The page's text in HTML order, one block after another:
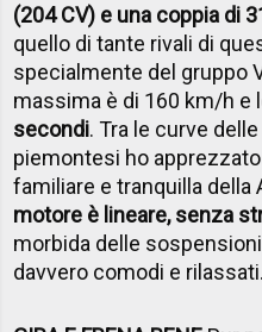
(204 CV) e una coppia di
quello di tante rivali di
specialmente del gruppo
massima è di 160 km/h e
secondi. Tra le curve
piemontesi ho
familiare e tranquilla della
motore è lineare, senza
morbida delle
davvero comodi e rilassati.